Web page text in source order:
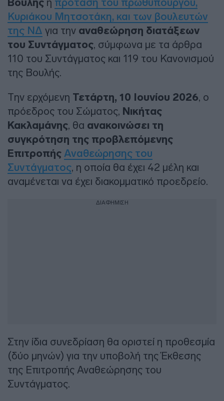
Βουλής
Κυριάκου Μητσοτάκη, και των βουλευτών
της ΝΔ για την αναθεώρηση διατάξεων
του Συντάγματος, σύμφωνα με τα άρθρα
110 του Συντάγματος και 119 του Κανονισμού
της Βουλής.
Την ερχόμενη Τετάρτη, 10 Ιουνίου 2026, ο
πρόεδρος του Σώματος, Νικήτας
Κακλαμάνης, θα ανακοινώσει τη
συγκρότηση της προβλεπόμενης
Επιτροπής Αναθεώρησης του
Συντάγματος, η οποία θα έχει 42 μέλη και
αναμένεται να έχει διακομματικό προεδρείο.
ΔΙΑΦΗΜΙΣΗ
Στην ίδια συνεδρίαση θα οριστεί η προθεσμία
(δύο μηνών) για την υποβολή της Έκθεσης
της Επιτροπής Αναθεώρησης του
Συντάγματος.